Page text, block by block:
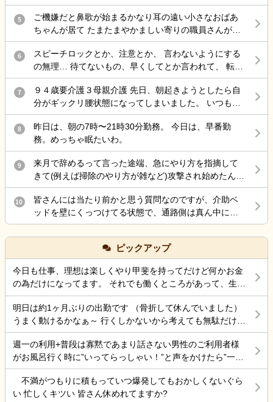
見を伺いたく投稿します。 母は認知症があり、介護施
設に入所していました。 ある日の明け方、母が一人で
施設を離設し、雨の中で転倒して大腿骨を骨折しまし
た。 手術は無事に終わりましたが、この事故をきっか
けに歩行ができなくなり、病院からは認知症も進行し
たとのお話がありました。また、要介護1だったもの
説明を受けました。 施設からは「治療費は負担しま
す」と説明を受けていますが、それ以外の補償につい
てはまだ話し合っていません。 そこで、介護施設で勤
務されている方や施設運営に携わっている方にお伺い
したいです。 ・このような事故が起きた場合、一般的
にはどのような対応や補償が行われることが多いので
しょうか。 ・施設側が加入している保険で対応するケ
がよいことや、今後の進め方についてアドバイスがあ
れば教えていただきたいです。 施設を責めたいという
気持ちではなく、今後の対応について知識を得たいと
思い投稿しました。 同様の事例やご経験がありました
ら、差し支えない範囲で教えていただけると幸いで
す。 よろしくお願いいたします。
5
ご機嫌だと鼻歌が始まるかなり耳の遠い小さなおばあ
ちゃんが居て たまたまやかましい寄りの職員さんが来
た時に 鼻歌から一気に不穏 「おおきなこえで話してる
わ」 と不機嫌で低く大きな声の独り言で返してて笑い
を堪えられない。
6
スピーチロックとか、注意とか、 言わないようにする
の無理… 待てないもの、早くしてとか言われて、 転倒
しそうになるとか危険行為しても、 本人達分からない
もの、 病気だから、認知症だからで許されて、 記録残
しても『仕方ないよね、割り切らなきゃ』 これで終わ
る 何でもかんでも虐待って言わないで… どうしろって
言うのよ…もう疲れた… 責任感強すぎって上司に言わ
れた 仕方ないじゃん 事故したら…打ちどころ悪かった
7
９４歳要介護３母親介護 先日、朝起きようとしたら自
分がギックリ腰状態になってしまいました。 いつも行
く接骨院で治療してもらったのですが、いつもなら楽
になるのに、全く治らないまま、家に戻ろとして 外に
出たら、クラクラし汗が尋常じゃなく出てくるので 接
骨院に戻って休すませてもらいました。 隠れ熱中症か
ら来た腰痛と分かり、水や経口水を飲ませてもらい要
約落ちたのはいいのですが、母親を一人で留守番させ
を一時的に入院させる事となりました。 母親は、病院
が大嫌いなので、今日病院に電話をしたら 案の定、興
との事でした。 夕食も食べなかったみたいです。 自分
の腰の状態は、それなりに動けるようになったのです
が、頭が熱中症でボワッとする感じなので、怖くて 会
いにいけない状態です。 ケアーマネージャーさんその
状況を相談したら、絶対に 包括ケアーに入れた方がい
いと怒られました。 以前、入れていたのですが、興奮
するので、それを抑える薬を飲んだ表情が忘れられな
いので、入れていいのか 判断に迷っている状況です。
その煮え切らない自分にケアーマネージャーさんは怒
っている事は分かっています。 毎日、散歩と昼食は寿
司屋のランチ 風呂に入れ身体と頭を洗ってあげ、朝昼
晩食事を作り 夜中は、トイレに行く度に麦茶を飲んで
もらう毎日 約5年やって来ましたが限界を感じていると
8
昨日は、朝の7時〜21時30分勤務。 今日は、早番勤
務。めっちゃ眠たいわ。
9
来月で辞めるって言った途端、急にやり方を指摘して
きて(例えば掃除のやり方が雑など)攻撃され始めたんだ
けど最後の嫌がらせ？
10
皆さんには当たり前かと思う質問なのですが、介助ベ
ッドを壁にくっつけてる状態で、通路側は真ん中にベ
ッド柵を差し込むのは拘束扱いだって言われたのです
が、皆さんどう思いますか？ ちなみに自分は真ん中に
柵を入れても足を下ろして出れるスペースは十分にあ
者でそう習った事もあり、それが普通かと思うのです
が…今働いてる施設の拘束委員会でそう言われてるみ
ピックアップ
今日も仕事、理想は楽しくやり甲斐を持ってだけど何かお金
の為だけになってます。 それでも働くところがあって、生き
ていけているのでましなのでしょうね。 一番辛いのは、お金
がなく職探ししている時だったので今日も頑張ろうと思う。
それにしても古株は、好き勝手だから楽しそうです。私も古
株の時は、そんなに仕事行くのが辛くなく毎日そこそこ楽し
くやっていました。 転職は後悔はしていませんが、誰もが上
手くいかないのは確かですね。 そんなつぶやきです、では仕
明日は約1ヶ月ぶりの出勤です （骨折して休んでいました）
うまく動けるかなぁ～ 行くしかないから考えても無駄だけど
不安！
週一の利用+普段は寡黙であまり話さない男性のご利用者様
がお風呂行く時に”いってらっしゃい！”と声をかけたら”一緒
に行く？！？”と返してくれた。 そういう想像を上回るよう
なことがあるからこの仕事って楽しいんだよな。 まだ入って
4ヶ月弱しか経ってないけど。
不満がつもりに積もっていつ爆発してもおかしくないぐら
い 忙しくキツい 皆さん休めれてますか?